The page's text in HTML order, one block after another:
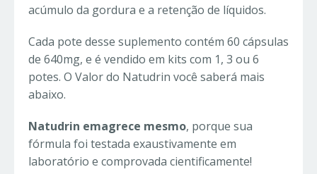
acúmulo da gordura e a retenção de líquidos.
Cada pote desse suplemento contém 60 cápsulas
de 640mg, e é vendido em kits com 1, 3 ou 6
potes. O Valor do Natudrin você saberá mais
abaixo.
Natudrin emagrece mesmo, porque sua
fórmula foi testada exaustivamente em
laboratório e comprovada cientificamente!